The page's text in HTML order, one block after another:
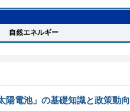
自然エネルギー
陽電池」の基礎知識と政策動向